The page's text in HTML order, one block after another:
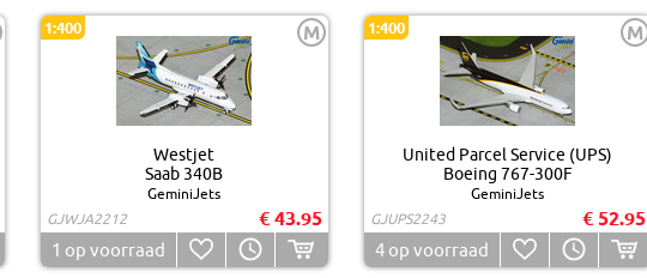
1:400 M
Westjet
Saab 340B
GeminiJets
GJWJA2212
€ 43.95
1 op voorraad
1:400 M
United Parcel Service (UPS)
Boeing 767-300F
GeminiJets
GJUPS2243
€ 52.95
4op voorraad